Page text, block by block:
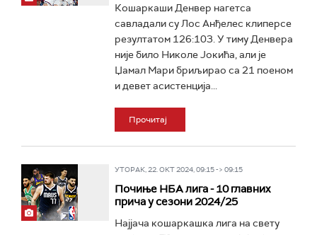
Кошаркаши Денвер нагетса
савладали су Лос Анђелес клиперсе
резултатом 126:103. У тиму Денвера
није било Николе Јокића, али је
Џамал Мари бриљирао са 21 поеном
и девет асистенција...
Прочитај
УТОРАК, 22. ОКТ 2024, 09:15 -> 09:15
Почиње НБА лига - 10 главних
прича у сезони 2024/25
Најјача кошаркашка лига на свету